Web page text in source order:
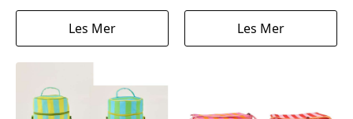
Les Mer Les Mer